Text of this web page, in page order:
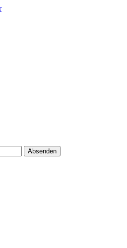
Absenden